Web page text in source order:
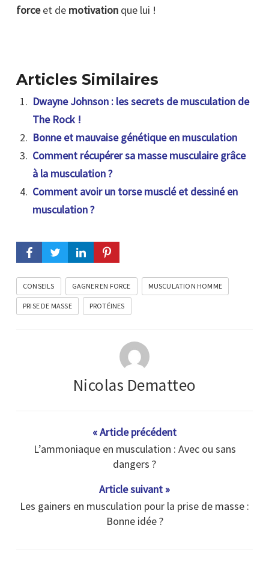
forceet de motivation que lui !
Articles Similaires
Dwayne Johnson : les secrets de musculation de
The Rock !
Bonne et mauvaise génétique en musculation
Comment récupérer sa masse musculaire grâce
à la musculation ?
Comment avoir un torse musclé et dessiné en
musculation ?
CONSEILS GAGNER EN FORCE MUSCULATION HOMME
PRISE DE MASSE PROTÉINES
Nicolas Dematteo
« Article précédent
L’ammoniaque en musculation : Avec ou sans
dangers ?
Article suivant »
Les gainers en musculation pour la prise de masse :
Bonne idée ?